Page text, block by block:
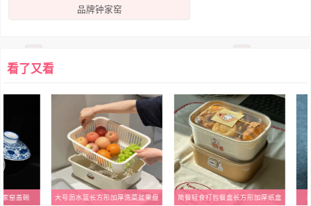
品牌钟家窑
看了又看
窑盖碗 大号沥水篮长方形加厚洗菜盆果盘 简餐轻食打包餐盒长方形加厚纸盒